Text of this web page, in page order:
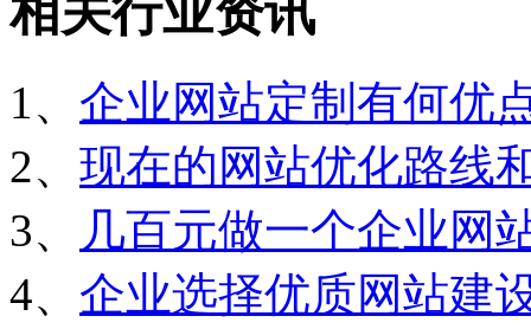
相关行业资讯
1、 企业网站定制有何优
2、 现在的网站优化路线
3、
几百元做一个企业网
4、 企业选择优质网站建